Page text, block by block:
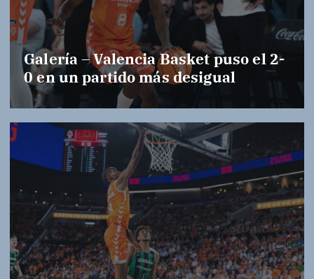
Galería – Valencia Basket puso el 2-
0 en un partido más desigual